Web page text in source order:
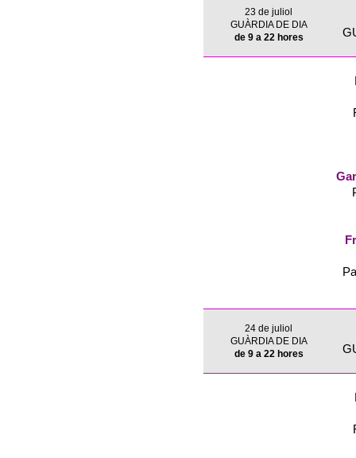
23 de juliol
GUÀRDIA DE DIA
de 9 a 22 hores
24 de juliol
GUÀRDIA DE DIA
de 9 a 22 hores